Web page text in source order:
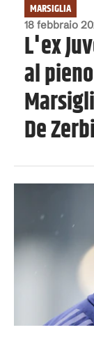
18 febbraio
MARSIGLIA
L'ex
al
De Zerbi